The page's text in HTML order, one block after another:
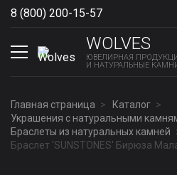
8 (800) 200-15-57
WOLVES
ЮВЕЛИРНАЯ
И НАТУРАЛЬНЫЕ
Главная страница
Каталог
Украшения с натуральными
Браслеты из натуральных камней
Браслет 'SUNSTONES' Бирюза